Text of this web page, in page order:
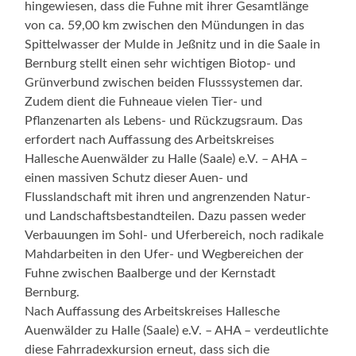
hingewiesen, dass die Fuhne mit ihrer Gesamtlänge
von ca. 59,00 km zwischen den Mündungen in das
Spittelwasser der Mulde in Jeßnitz und in die Saale in
Bernburg stellt einen sehr wichtigen Biotop- und
Grünverbund zwischen beiden Flusssystemen dar.
Zudem dient die Fuhneaue vielen Tier- und
Pflanzenarten als Lebens- und Rückzugsraum. Das
erfordert nach Auffassung des Arbeitskreises
Hallesche Auenwälder zu Halle (Saale) e.V. – AHA –
einen massiven Schutz dieser Auen- und
Flusslandschaft mit ihren und angrenzenden Natur-
und Landschaftsbestandteilen. Dazu passen weder
Verbauungen im Sohl- und Uferbereich, noch radikale
Mahdarbeiten in den Ufer- und Wegbereichen der
Fuhne zwischen Baalberge und der Kernstadt
Bernburg.
Nach Auffassung des Arbeitskreises Hallesche
Auenwälder zu Halle (Saale) e.V. – AHA – verdeutlichte
diese Fahrradexkursion erneut, dass sich die